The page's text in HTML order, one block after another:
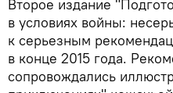
Второе издание
в условиях войны:
к серьезным
в конце 2015 года.
сопровождались